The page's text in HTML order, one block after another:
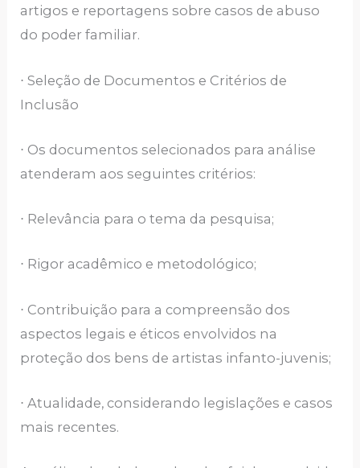
artigos e reportagens sobre casos de abuso
do poder familiar.
⋅ Seleção de Documentos e Critérios de
Inclusão
⋅ Os documentos selecionados para análise
atenderam aos seguintes critérios:
⋅ Relevância para o tema da pesquisa;
⋅ Rigor acadêmico e metodológico;
⋅ Contribuição para a compreensão dos
aspectos legais e éticos envolvidos na
proteção dos bens de artistas infanto-juvenis;
⋅ Atualidade, considerando legislações e casos
mais recentes.